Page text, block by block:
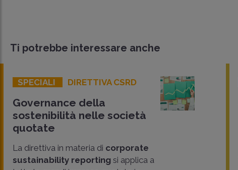
Ti potrebbe interessare anche
SPECIALI DIRETTIVA CSRD
Governance della
sostenibilità nelle società
quotate
La direttiva in materia di corporate
sustainability reporting si applica a